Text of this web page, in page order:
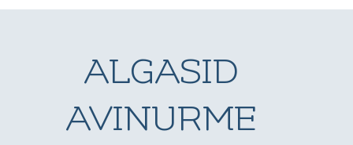
ALGASID
AVINURME